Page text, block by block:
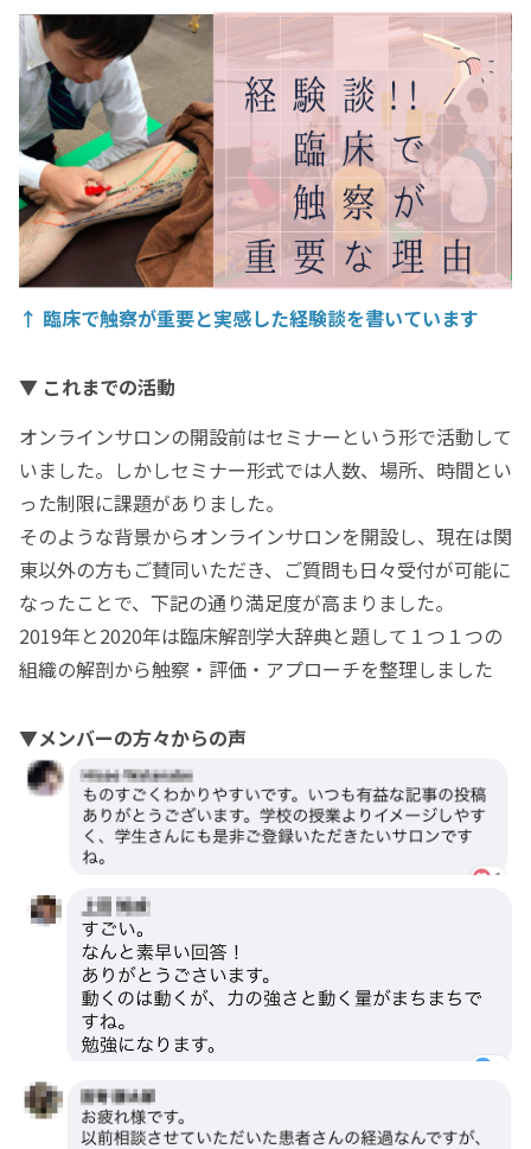
↑ 臨床で触察が重要と実感した経験談を書いています
▼ これまでの活動
オンラインサロンの開設前はセミナーという形で活動して
いました。しかしセミナー形式では人数、場所、時間とい
った制限に課題がありました。
そのような背景からオンラインサロンを開設し、現在は関
東以外の方もご賛同いただき、ご質問も日々受付が可能に
なったことで、下記の通り満足度が高まりました。
2019年と2020年は臨床解剖学大辞典と題して１つ１つの
組織の解剖から触察・評価・アプローチを整理しました
▼メンバーの方々からの声